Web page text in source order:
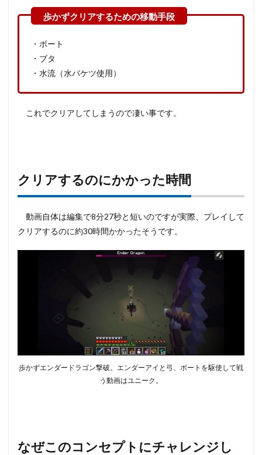
・ボート
・ブタ
・水流（水バケツ使用）
これでクリアしてしまうので凄い事です。
クリアするのにかかった時間
動画自体は編集で8分27秒と短いのですが実際、プレイして
クリアするのに約30時間かかったそうです。
歩かずエンダードラゴン撃破。エンダーアイと弓、ボートを駆使して戦
う動画はユニーク。
なぜこのコンセプトにチャレンジし